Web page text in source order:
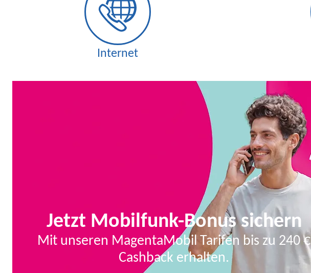
Internet
Jetzt Mobilfunk-Bonus sichern
Mit unseren MagentaMobil Tarifen bis zu 240 €
Cashback erhalten.